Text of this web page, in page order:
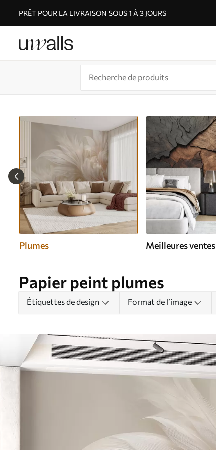
PRÊT POUR LA LIVRAISON SOUS 1 À 3 JOURS
Plumes Meilleures ventes
Papier peint plumes
Étiquettes de design Format de l’image